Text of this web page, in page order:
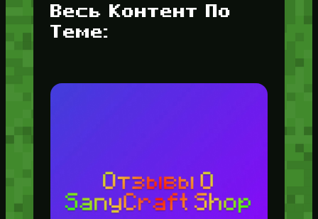
Весь Контент По
Теме: